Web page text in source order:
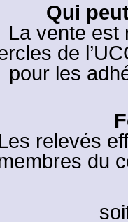
Qui
La vente est
de
pour les
relevés
du